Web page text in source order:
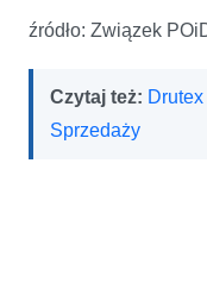
źródło: Związek
Czytaj też:
Sprzedaży